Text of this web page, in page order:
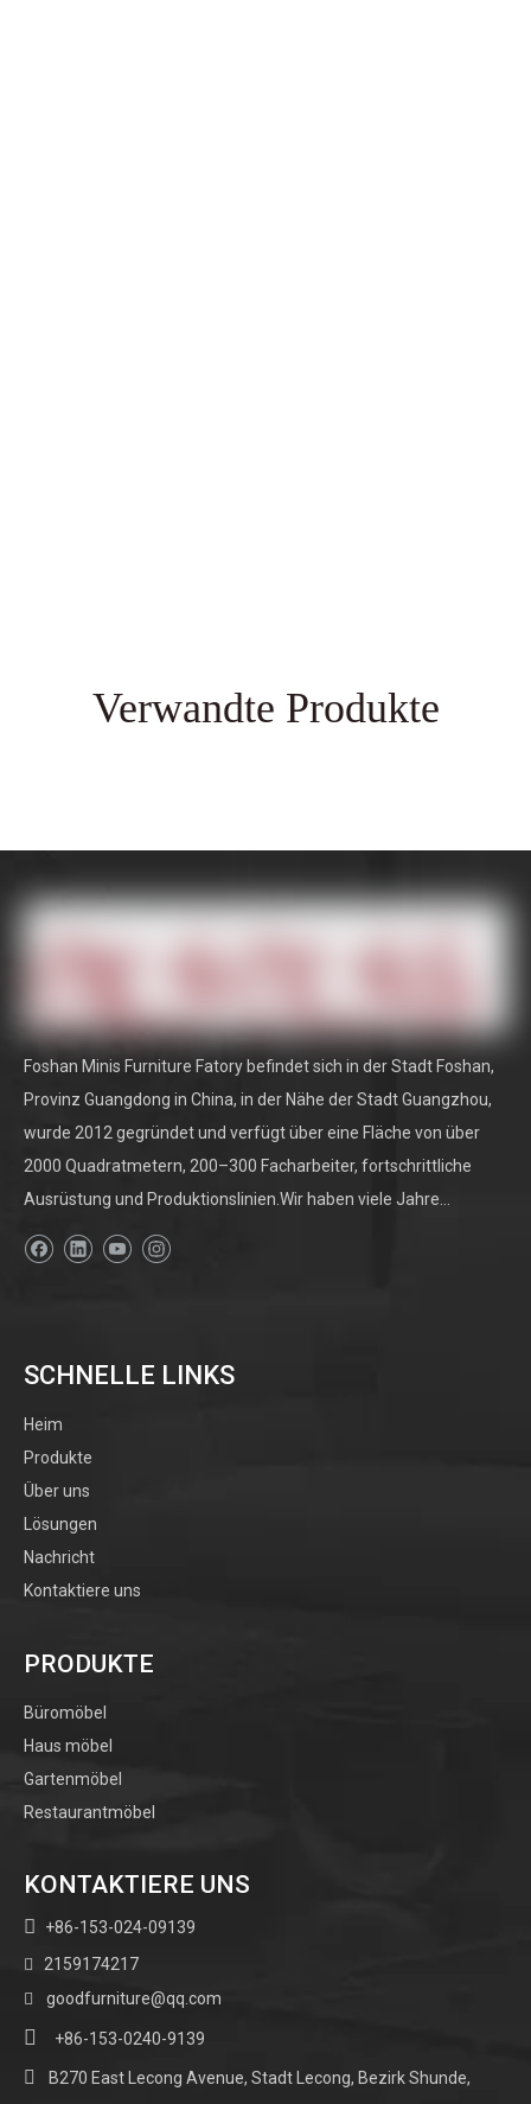
Verwandte Produkte
Foshan Minis Furniture Fatory befindet sich in der Stadt Foshan,
Provinz Guangdong in China, in der Nähe der Stadt Guangzhou,
wurde 2012 gegründet und verfügt über eine Fläche von über
2000 Quadratmetern, 200–300 Facharbeiter, fortschrittliche
Ausrüstung und Produktionslinien.Wir haben viele Jahre...
SCHNELLE LINKS
Heim
Produkte
Über uns
Lösungen
Nachricht
Kontaktiere uns
PRODUKTE
Büromöbel
Haus möbel
Gartenmöbel
Restaurantmöbel
KONTAKTIERE UNS
 +86-153-024-09139
 2159174217
 goodfurniture@qq.com
 +86-153-0240-9139

B270 East Lecong Avenue, Stadt Lecong, Bezirk Shunde,